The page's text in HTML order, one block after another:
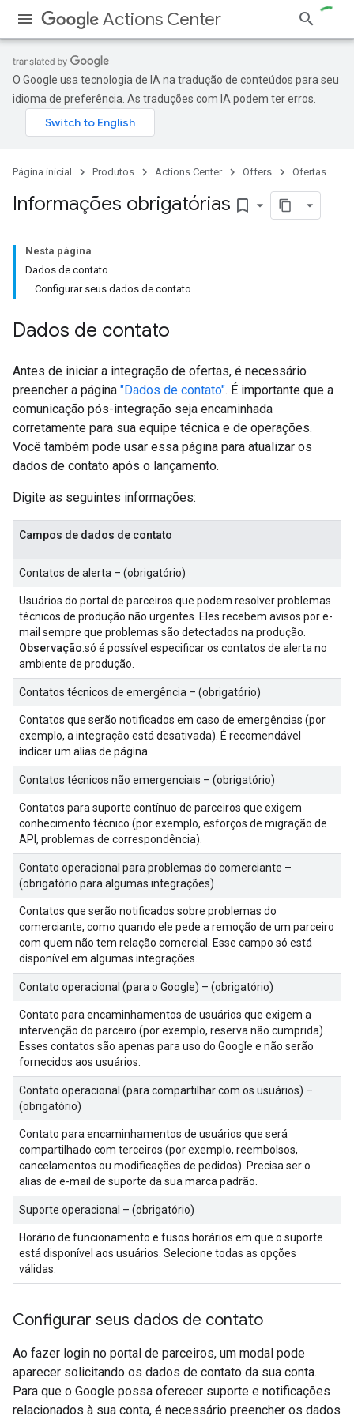
Actions Center
O Google usa tecnologia de IA na tradução de conteúdos para seu
idioma de preferência. As traduções com IA podem ter erros.
Página inicial Produtos Actions Center Offers Ofertas
Informações obrigatórias bookmark_border
Nesta página
Dados de contato
Configurar seus dados de contato
Dados de contato
Antes de iniciar a integração de ofertas, é necessário
preencher a página "Dados de contato". É importante que a
comunicação pós-integração seja encaminhada
corretamente para sua equipe técnica e de operações.
Você também pode usar essa página para atualizar os
dados de contato após o lançamento.
Digite as seguintes informações:
Campos de dados de contato
Contatos de alerta – (obrigatório)
Usuários do portal de parceiros que podem resolver problemas
técnicos de produção não urgentes. Eles recebem avisos por e-
mail sempre que problemas são detectados na produção.
Observação:só é possível especificar os contatos de alerta no
ambiente de produção.
Contatos técnicos de emergência – (obrigatório)
Contatos que serão notificados em caso de emergências (por
exemplo, a integração está desativada). É recomendável
indicar um alias de página.
Contatos técnicos não emergenciais – (obrigatório)
Contatos para suporte contínuo de parceiros que exigem
conhecimento técnico (por exemplo, esforços de migração de
API, problemas de correspondência).
Contato operacional para problemas do comerciante –
(obrigatório para algumas integrações)
Contatos que serão notificados sobre problemas do
comerciante, como quando ele pede a remoção de um parceiro
com quem não tem relação comercial. Esse campo só está
disponível em algumas integrações.
Contato operacional (para o Google) – (obrigatório)
Contato para encaminhamentos de usuários que exigem a
intervenção do parceiro (por exemplo, reserva não cumprida).
Esses contatos são apenas para uso do Google e não serão
fornecidos aos usuários.
Contato operacional (para compartilhar com os usuários) –
(obrigatório)
Contato para encaminhamentos de usuários que será
compartilhado com terceiros (por exemplo, reembolsos,
cancelamentos ou modificações de pedidos). Precisa ser o
alias de e-mail de suporte da sua marca padrão.
Suporte operacional – (obrigatório)
Horário de funcionamento e fusos horários em que o suporte
está disponível aos usuários. Selecione todas as opções
válidas.
Configurar seus dados de contato
Ao fazer login no portal de parceiros, um modal pode
aparecer solicitando os dados de contato da sua conta.
Para que o Google possa oferecer suporte e notificações
relacionados à sua conta, é necessário preencher os dados